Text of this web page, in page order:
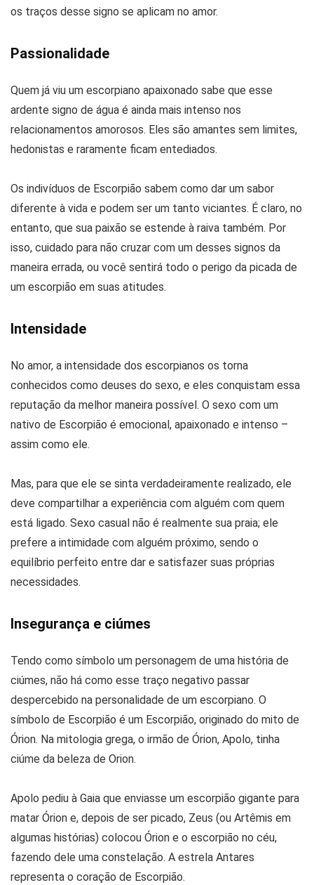
os traços desse signo se aplicam no amor.
Passionalidade
Quem já viu um escorpiano apaixonado sabe que esse
ardente signo de água é ainda mais intenso nos
relacionamentos amorosos. Eles são amantes sem limites,
hedonistas e raramente ficam entediados.
Os indivíduos de Escorpião sabem como dar um sabor
diferente à vida e podem ser um tanto viciantes. É claro, no
entanto, que sua paixão se estende à raiva também. Por
isso, cuidado para não cruzar com um desses signos da
maneira errada, ou você sentirá todo o perigo da picada de
um escorpião em suas atitudes.
Intensidade
No amor, a intensidade dos escorpianos os torna
conhecidos como deuses do sexo, e eles conquistam essa
reputação da melhor maneira possível. O sexo com um
nativo de Escorpião é emocional, apaixonado e intenso –
assim como ele.
Mas, para que ele se sinta verdadeiramente realizado, ele
deve compartilhar a experiência com alguém com quem
está ligado. Sexo casual não é realmente sua praia; ele
prefere a intimidade com alguém próximo, sendo o
equilíbrio perfeito entre dar e satisfazer suas próprias
necessidades.
Insegurança e ciúmes
Tendo como símbolo um personagem de uma história de
ciúmes, não há como esse traço negativo passar
despercebido na personalidade de um escorpiano. O
símbolo de Escorpião é um Escorpião, originado do mito de
Órion. Na mitologia grega, o irmão de Órion, Apolo, tinha
ciúme da beleza de Orion.
Apolo pediu à Gaia que enviasse um escorpião gigante para
matar Órion e, depois de ser picado, Zeus (ou Artêmis em
algumas histórias) colocou Órion e o escorpião no céu,
fazendo dele uma constelação. A estrela Antares
representa o coração de Escorpião.